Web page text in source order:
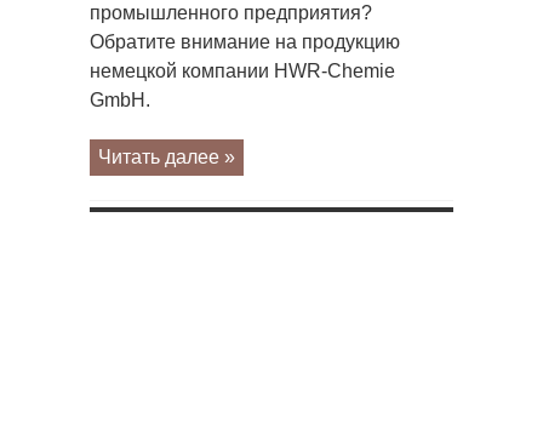
промышленного предприятия?
Обратите внимание на продукцию
немецкой компании HWR-Chemie
GmbH.
Читать далее »